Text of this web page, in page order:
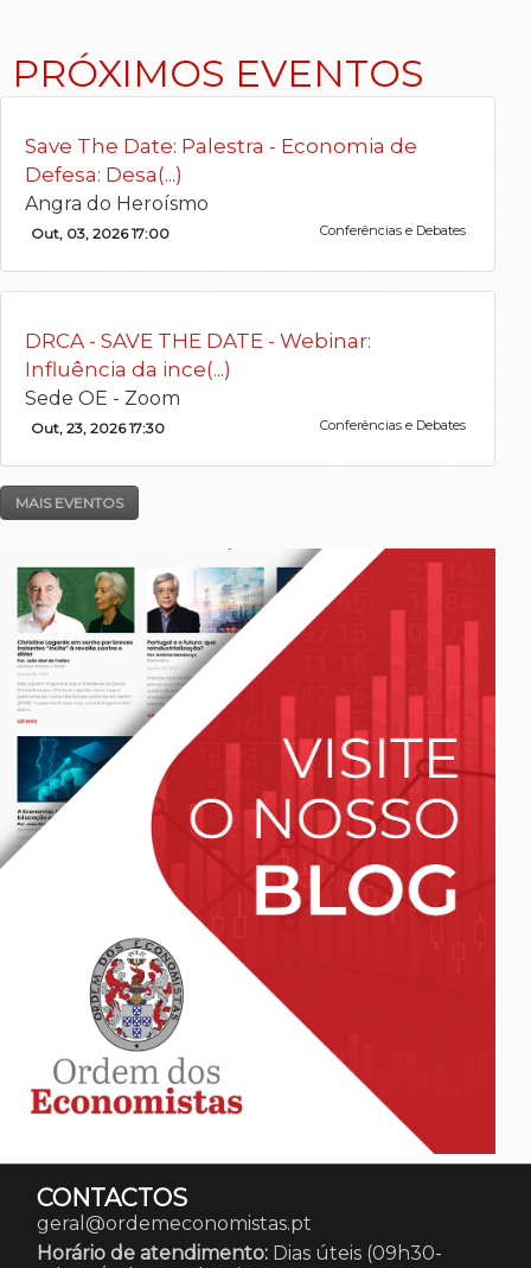
PRÓXIMOS EVENTOS
Save The Date: Palestra - Economia de
Defesa: Desa(...)
Angra do Heroísmo
Out, 03, 2026 17:00 Conferências e Debates
DRCA - SAVE THE DATE - Webinar:
Influência da ince(...)
Sede OE - Zoom
Out, 23, 2026 17:30 Conferências e Debates
MAIS EVENTOS
CONTACTOS
geral@ordemeconomistas.pt
Horário de atendimento: Dias úteis (09h30-